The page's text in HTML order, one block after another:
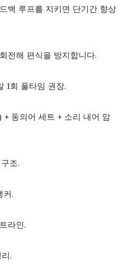
백 루프를 지키면 단기간 향상
전해 편식을 방지합니다.
1회 풀타임 권장.
+ 동의어 세트 + 소리 내어 암
조.
커.
라인.
.